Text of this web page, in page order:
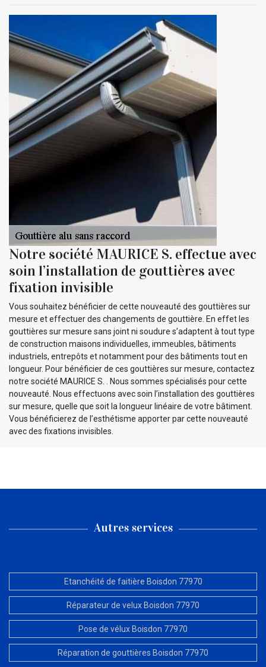
Notre société MAURICE S. effectue avec
soin l’installation de gouttières avec
fixation invisible
Vous souhaitez bénéficier de cette nouveauté des gouttières sur
mesure et effectuer des changements de gouttière. En effet les
gouttières sur mesure sans joint ni soudure s’adaptent à tout type
de construction maisons individuelles, immeubles, bâtiments
industriels, entrepôts et notamment pour des bâtiments tout en
longueur. Pour bénéficier de ces gouttières sur mesure, contactez
notre société MAURICE S. . Nous sommes spécialisés pour cette
nouveauté. Nous effectuons avec soin l’installation des gouttières
sur mesure, quelle que soit la longueur linéaire de votre bâtiment.
Vous bénéficierez de l’esthétisme apporter par cette nouveauté
avec des fixations invisibles.
Autres services
Etanchéité de faitière Boisdon 77970
Réparateur de velux Boisdon 77970
Pose de vélux Boisdon 77970
Réparation de gouttières Boisdon 77970